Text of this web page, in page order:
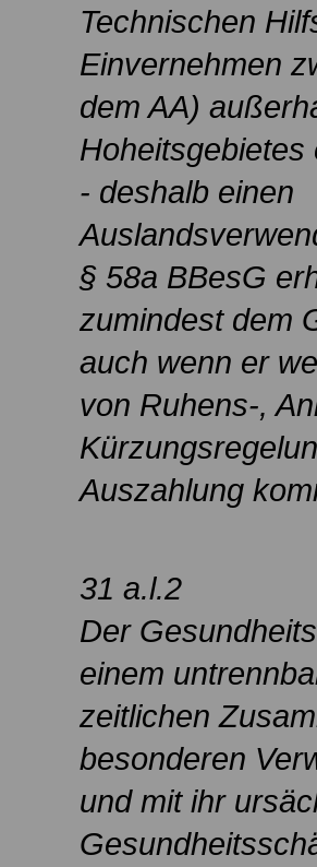
Technischen
Einvernehmen
dem AA)
- deshalb einen
§ 58a BBesG
zumindest dem
auch wenn er
von Ruhens-,
Auszahlung
31 a.l.2
Der
einem
zeitlichen
besonderen
und mit ihr